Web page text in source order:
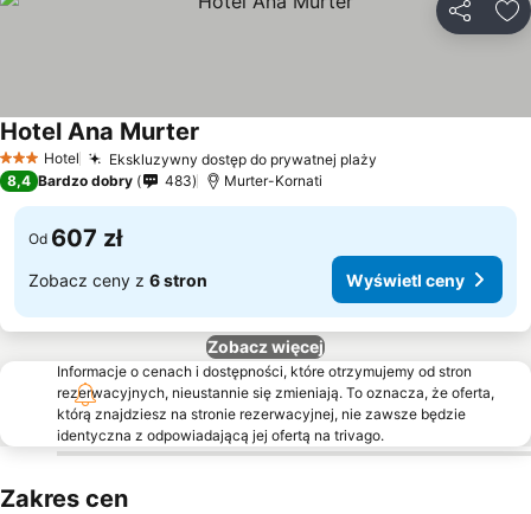
3 Kategoria
Hotel Ekskluzywny dostęp do prywatnej plaży
Hotel Ana Murter
8,4 Bardzo dobry 483 Murter-Kornati
Od 607 zł
Zobacz ceny z 6 stron Wyświetl ceny
Zobacz więcej
Informacje o cenach i dostępności, które otrzymujemy od stron
rezerwacyjnych, nieustannie się zmieniają. To oznacza, że oferta,
którą znajdziesz na stronie rezerwacyjnej, nie zawsze będzie
identyczna z odpowiadającą jej ofertą na trivago.
Zakres cen